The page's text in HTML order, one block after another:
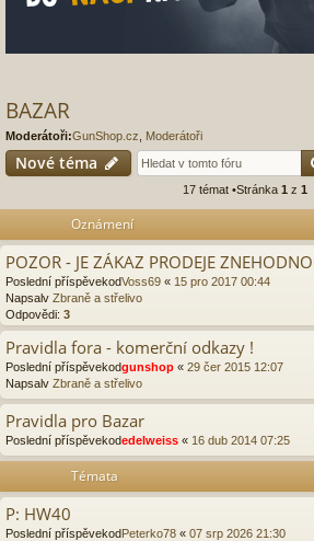
BAZAR
Moderátoři:GunShop.cz Moderátoři
Nové téma
17 témat •Stránka 1 z 1
Oznámení
POZOR - JE ZÁKAZ PRODEJE
Poslední příspěvekodVoss69 « 15 pro 2017 00:44
Napsalv Zbraně a střelivo
Odpovědi: 3
Pravidla fora - komerční odkazy !
Poslední příspěvekodgunshop « 29 čer 2015 12:07
Napsalv Zbraně a střelivo
Pravidla pro Bazar
Poslední příspěvekodedelweiss « 16 dub 2014 07:25
Témata
P: HW40
Poslední příspěvekodPeterko78 « 07 srp 2026 21:30